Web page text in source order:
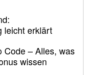
leicht erklärt
Code – Alles, was
wissen